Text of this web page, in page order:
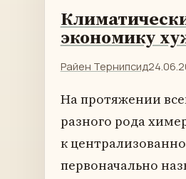
экономику
Райен Тернипсид
На протяжении
разного рода
к
первоначально